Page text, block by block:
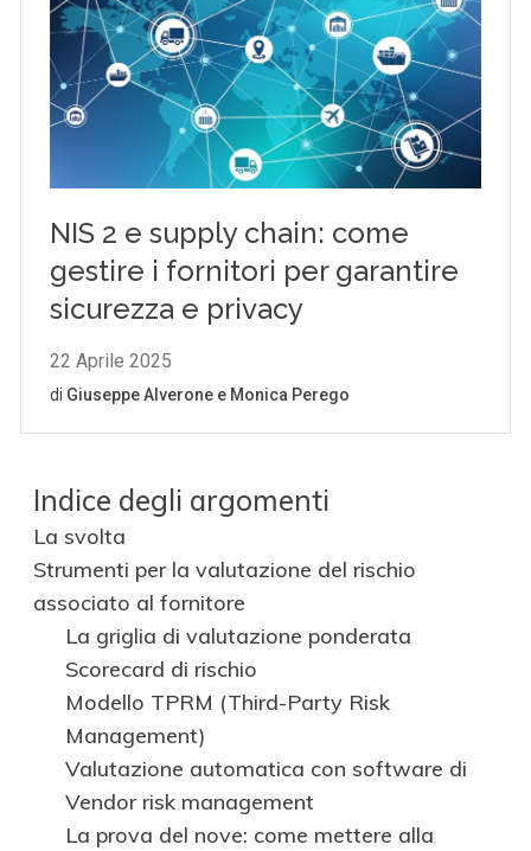
Indice degli argomenti
La svolta
Strumenti per la valutazione del rischio
associato al fornitore
La griglia di valutazione ponderata
Scorecard di rischio
Modello TPRM (Third-Party Risk
Management)
Valutazione automatica con software di
Vendor risk management
La prova del nove: come mettere alla